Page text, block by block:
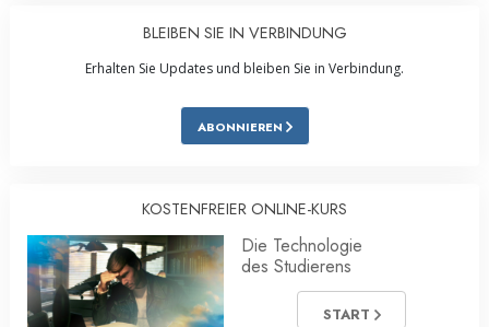
BLEIBEN SIE IN VERBINDUNG
Erhalten Sie Updates und bleiben Sie in Verbindung.
ABONNIEREN
KOSTENFREIER ONLINE-KURS
Die Technologie
des Studierens
START